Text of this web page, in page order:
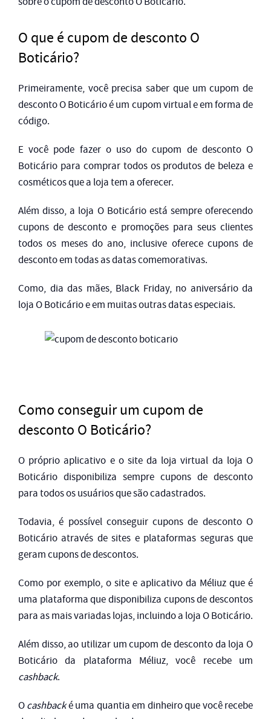
O que é cupom de desconto O
Boticário?
Primeiramente, você precisa saber que um cupom de
desconto O Boticário é um cupom virtual e em forma de
código.
E você pode fazer o uso do cupom de desconto O
Boticário para comprar todos os produtos de beleza e
cosméticos que a loja tem a oferecer.
Além disso, a loja O Boticário está sempre oferecendo
cupons de desconto e promoções para seus clientes
todos os meses do ano, inclusive oferece cupons de
desconto em todas as datas comemorativas.
Como, dia das mães, Black Friday, no aniversário da
loja O Boticário e em muitas outras datas especiais.
Como conseguir um cupom de
desconto O Boticário?
O próprio aplicativo e o site da loja virtual da loja O
Boticário disponibiliza sempre cupons de desconto
para todos os usuários que são cadastrados.
Todavia, é possível conseguir cupons de desconto O
Boticário através de sites e plataformas seguras que
geram cupons de descontos.
Como por exemplo, o site e aplicativo da Méliuz que é
uma plataforma que disponibiliza cupons de descontos
para as mais variadas lojas, incluindo a loja O Boticário.
Além disso, ao utilizar um cupom de desconto da loja O
Boticário da plataforma Méliuz, você recebe um
cashback.
Ocashbacké uma quantia em dinheiro que você recebe